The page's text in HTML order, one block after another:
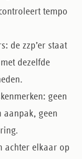
tempo
: de zzp’er staat
dezelfde
: geen
aanpak, geen
achter elkaar op